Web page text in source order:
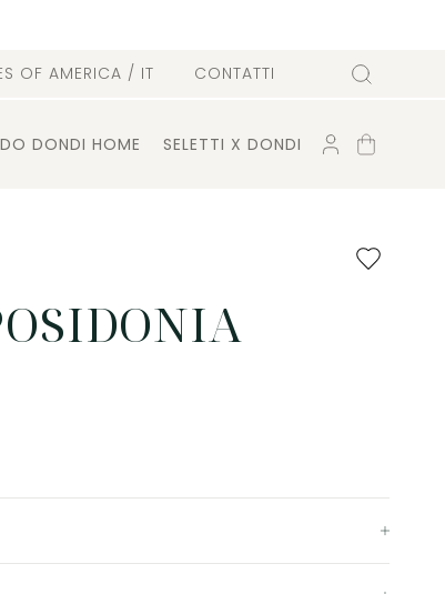
OF AMERICA / IT CONTATTI Cerca
DONDI HOME SELETTI X DONDI ACCOUNT
CARRELLO
Aggiungi